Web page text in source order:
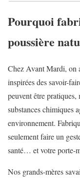
Pourquoi
poussière
Chez Avant Mardi, on
inspirées des savoir-
peuvent être
substances chimiques
environnement.
seulement faire un
santé… et votre porte-
Nos grands-mères